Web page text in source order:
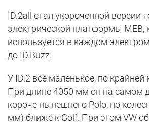
ID.2all стал укороченной версии
электрической платформы MEB,
используется в каждом
до ID.Buzz.
У ID.2 все маленькое, по крайней
При длине 4050 мм он на самом
короче нынешнего Polo, но
мм) ближе к Golf. При этом VW